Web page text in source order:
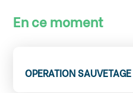
En ce moment
OPERATION SAUVETAGE